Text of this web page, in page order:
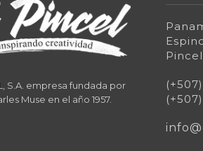
S.A. empresa fundada por
Muse en el año 1957.